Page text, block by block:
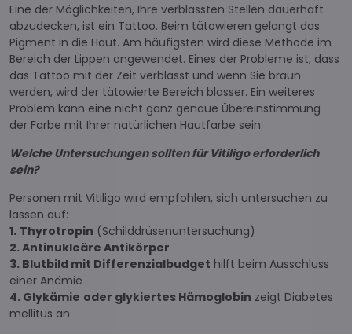
Eine der Möglichkeiten, Ihre verblassten Stellen dauerhaft
abzudecken, ist ein Tattoo. Beim tätowieren gelangt das
Pigment in die Haut. Am häufigsten wird diese Methode im
Bereich der Lippen angewendet. Eines der Probleme ist, dass
das Tattoo mit der Zeit verblasst und wenn Sie braun
werden, wird der tätowierte Bereich blasser. Ein weiteres
Problem kann eine nicht ganz genaue Übereinstimmung
der Farbe mit Ihrer natürlichen Hautfarbe sein.
Welche Untersuchungen sollten für Vitiligo erforderlich
sein?
Personen mit Vitiligo wird empfohlen, sich untersuchen zu
lassen auf:
1. Thyrotropin (Schilddrüsenuntersuchung)
2. Antinukleäre Antikörper
3. Blutbild mit Differenzialbudget hilft beim Ausschluss
einer Anämie
4. Glykämie oder glykiertes Hämoglobin zeigt Diabetes
mellitus an